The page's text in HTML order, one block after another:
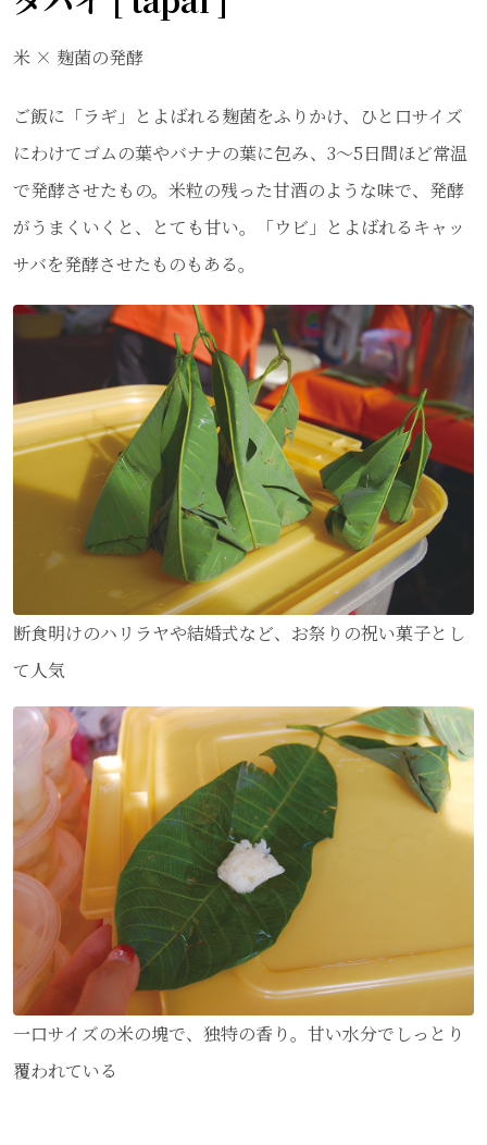
米 × 麹菌の発酵
ご飯に「ラギ」とよばれる麹菌をふりかけ、ひと口サイズ
にわけてゴムの葉やバナナの葉に包み、3～5日間ほど常温
で発酵させたもの。米粒の残った甘酒のような味で、発酵
がうまくいくと、とても甘い。「ウビ」とよばれるキャッ
サバを発酵させたものもある。
断食明けのハリラヤや結婚式など、お祭りの祝い菓子とし
て人気
一口サイズの米の塊で、独特の香り。甘い水分でしっとり
覆われている